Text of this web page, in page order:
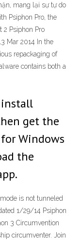
mang lại sự tự do
Psiphon Pro, the
2 Psiphon Pro
Mar 2014 In the
repackaging of
contains both a
get the
Windows
the
is not tunneled
1/29/14 Psiphon
3 Circumvention
circumventer. Join